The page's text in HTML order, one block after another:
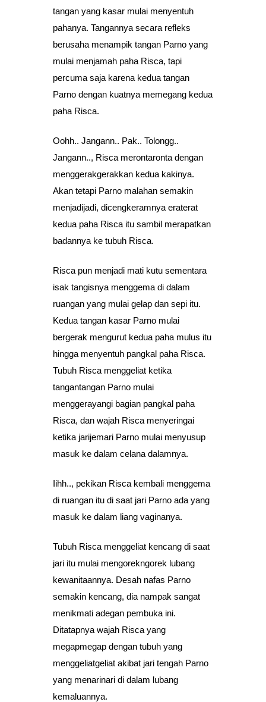
tangan yang kasar mulai menyentuh
pahanya. Tangannya secara refleks
berusaha menampik tangan Parno yang
mulai menjamah paha Risca, tapi
percuma saja karena kedua tangan
Parno dengan kuatnya memegang kedua
paha Risca.
Oohh.. Jangann.. Pak.. Tolongg..
Jangann.., Risca merontaronta dengan
menggerakgerakkan kedua kakinya.
Akan tetapi Parno malahan semakin
menjadijadi, dicengkeramnya eraterat
kedua paha Risca itu sambil merapatkan
badannya ke tubuh Risca.
Risca pun menjadi mati kutu sementara
isak tangisnya menggema di dalam
ruangan yang mulai gelap dan sepi itu.
Kedua tangan kasar Parno mulai
bergerak mengurut kedua paha mulus itu
hingga menyentuh pangkal paha Risca.
Tubuh Risca menggeliat ketika
tangantangan Parno mulai
menggerayangi bagian pangkal paha
Risca, dan wajah Risca menyeringai
ketika jarijemari Parno mulai menyusup
masuk ke dalam celana dalamnya.
Iihh.., pekikan Risca kembali menggema
di ruangan itu di saat jari Parno ada yang
masuk ke dalam liang vaginanya.
Tubuh Risca menggeliat kencang di saat
jari itu mulai mengorekngorek lubang
kewanitaannya. Desah nafas Parno
semakin kencang, dia nampak sangat
menikmati adegan pembuka ini.
Ditatapnya wajah Risca yang
megapmegap dengan tubuh yang
menggeliatgeliat akibat jari tengah Parno
yang menarinari di dalam lubang
kemaluannya.